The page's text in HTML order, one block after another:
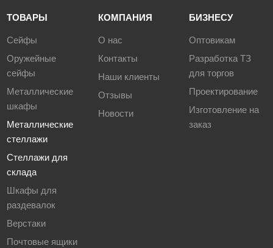
ТОВАРЫ
Сейфы
Оружейные
сейфы
Металлические
шкафы
Металлические
стеллажи
Стеллажи для
склада
Шкафы для
раздевалок
Верстаки
Почтовые ящики
КОМПАНИЯ
О нас
Контакты
Наши клиенты
Отзывы
Новости
БИЗНЕСУ
Оптовикам
Разработка ТЗ
для торгов
Проектирование
Изготовление на
заказ